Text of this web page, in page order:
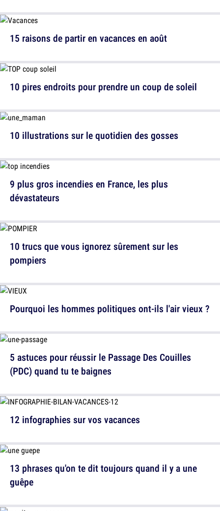
15 raisons de partir en vacances en août
10 illustrations sur le quotidien des gosses
10 trucs que vous ignorez sûrement sur les
pompiers
5 astuces pour réussir le Passage Des Couilles
(PDC) quand tu te baignes
13 phrases qu'on te dit toujours quand il y a une
guêpe
10 pires endroits pour prendre un coup de soleil
9 plus gros incendies en France, les plus
dévastateurs
Pourquoi les hommes politiques ont-ils l'air vieux ?
12 infographies sur vos vacances